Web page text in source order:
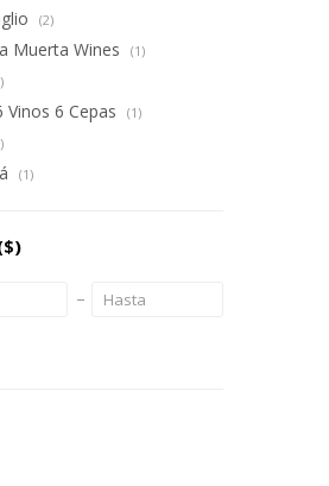
(2)
Muerta Wines (1)
Vinos 6 Cepas (1)
(1)